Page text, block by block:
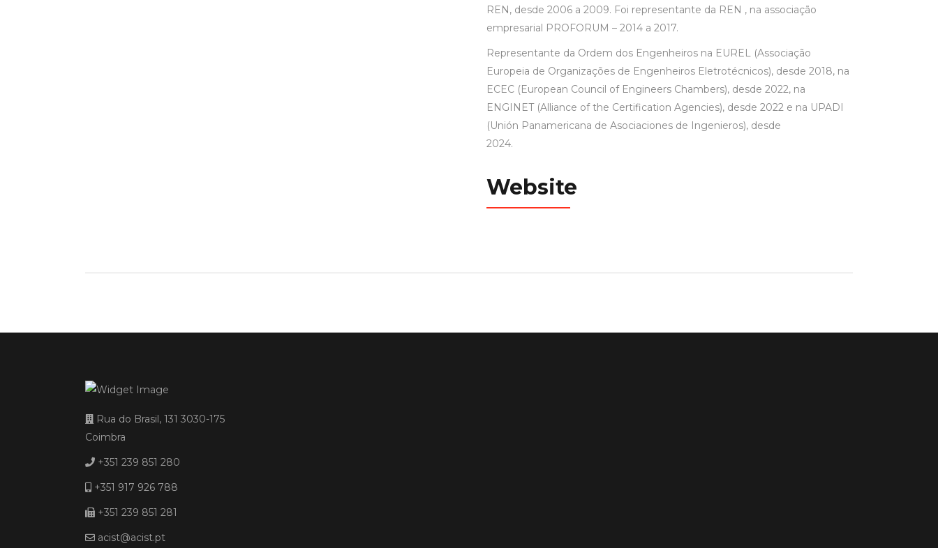
REN, desde 2006 a 2009. Foi representante da REN , na associação
empresarial PROFORUM – 2014 a 2017.
Representante da Ordem dos Engenheiros na EUREL (Associação
Europeia de Organizações de Engenheiros Eletrotécnicos), desde 2018, na
ECEC (European Council of Engineers Chambers), desde 2022, na
ENGINET (Alliance of the Certification Agencies), desde 2022 e na UPADI
(Unión Panamericana de Asociaciones de Ingenieros), desde
2024.
Website
Rua do Brasil, 131 3030-175
Coimbra
+351 239 851 280
+351 917 926 788
+351 239 851 281
acist@acist.pt